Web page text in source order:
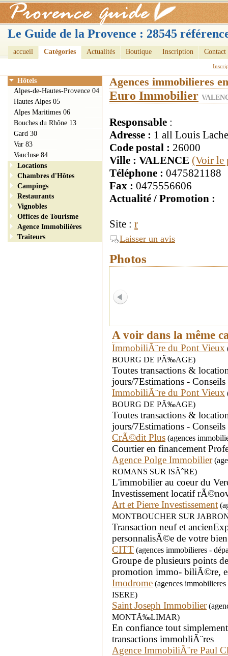
Le Guide de la Provence : 28545
accueil Catégories Actualités Boutique Inscription Contact
Agences immobilieres
Euro Immobilier
Responsable :
Adresse : 1 all Louis
Code postal : 26000
Ville : VALENCE (Voir le
Téléphone : 0475821188
Fax : 0475556606
Actualité / Promotion :
Site : r
Laisser un avis
Photos
A voir dans la même
ImmobiliÃ¨re du Pont Vieux
BOURG DE PÃ‰AGE)
Toutes transactions &
jours/7Estimations - Conseils
ImmobiliÃ¨re du Pont Vieux
BOURG DE PÃ‰AGE)
Toutes transactions &
jours/7Estimations - Conseils
CrÃ©dit Plus (agences
Courtier en financement
Agence Polge Immobilier
ROMANS SUR ISÃˆRE)
L'immobilier au coeur du
Investissement locatif
Art et Pierre Investissement
MONTBOUCHER SUR
Transaction neuf et
personnalisÃ©e de votre
CITT (agences immobilieres -
Groupe de plusieurs points
promotion immo- biliÃ©re,
Imodrome (agences
ISERE)
Saint Joseph Immobilier
MONTÃ‰LIMAR)
En confiance tout
transactions immobliÃ¨res
Agence ImmobiliÃ¨re Paul
Hôtels
Alpes-de-Hautes-Provence 04
Hautes Alpes 05
Alpes Maritimes 06
Bouches du Rhône 13
Gard 30
Var 83
Vaucluse 84
Locations
Chambres d'Hôtes
Campings
Restaurants
Vignobles
Offices de Tourisme
Agence Immobilières
Traiteurs